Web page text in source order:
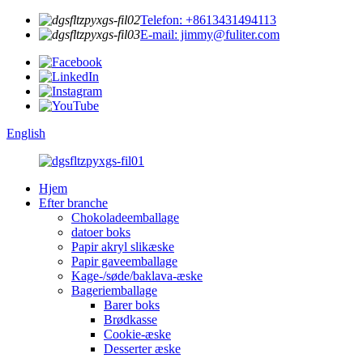
Telefon: +8613431494113
E-mail: jimmy@fuliter.com
English
Hjem
Efter branche
Chokoladeemballage
datoer boks
Papir akryl slikæske
Papir gaveemballage
Kage-/søde/baklava-æske
Bageriemballage
Barer boks
Brødkasse
Cookie-æske
Desserter æske